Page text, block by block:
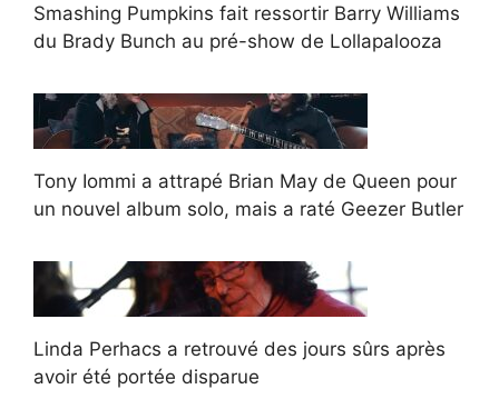
Smashing Pumpkins fait ressortir Barry Williams
du Brady Bunch au pré-show de Lollapalooza
Tony Iommi a attrapé Brian May de Queen pour
un nouvel album solo, mais a raté Geezer Butler
Linda Perhacs a retrouvé des jours sûrs après
avoir été portée disparue